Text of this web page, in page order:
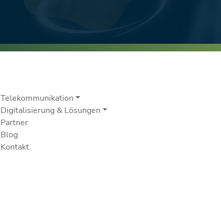
Telekommunikation
Digitalisierung & Lösungen
Partner
Blog
Kontakt